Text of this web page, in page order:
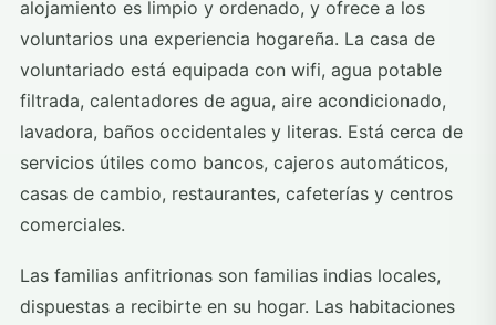
alojamiento es limpio y ordenado, y ofrece a los
voluntarios una experiencia hogareña. La casa de
voluntariado está equipada con wifi, agua potable
filtrada, calentadores de agua, aire acondicionado,
lavadora, baños occidentales y literas. Está cerca de
servicios útiles como bancos, cajeros automáticos,
casas de cambio, restaurantes, cafeterías y centros
comerciales.
Las familias anfitrionas son familias indias locales,
dispuestas a recibirte en su hogar. Las habitaciones